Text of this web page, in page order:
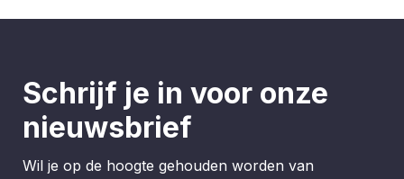
Schrijf je in voor onze
nieuwsbrief
Wil je op de hoogte gehouden worden van